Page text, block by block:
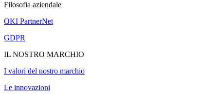
Filosofia aziendale
OKI PartnerNet
GDPR
IL NOSTRO MARCHIO
I valori del nostro marchio
Le innovazioni